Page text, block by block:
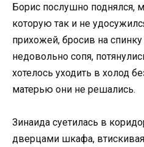
Борис послушно поднялся,
которую так и не
прихожей, бросив на спинку
недовольно сопя,
хотелось уходить в холод
матерью они не решались.
Зинаида суетилась в
дверцами шкафа,